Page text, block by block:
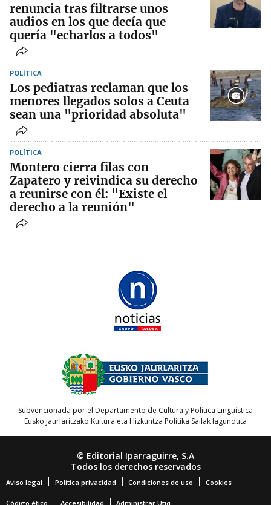
renuncia tras filtrarse unos
audios en los que decía que
quería "echarlos a todos"
POLÍTICA
Los pediatras reclaman que los
menores llegados solos a Ceuta
sean una "prioridad absoluta"
POLÍTICA
Montero cierra filas con
Zapatero y reivindica su derecho
a reunirse con él: "Existe el
derecho a la reunión"
Subvencionada por el Departamento de Cultura y Política Lingüística
Eusko Jaurlaritzako Kultura eta Hizkuntza Politika Sailak lagunduta
© Editorial Iparraguirre, S.A
Todos los derechos reservados
Aviso legal Política privacidad Condiciones de uso Cookies
Código ético Accesibilidad Administrar Utiq